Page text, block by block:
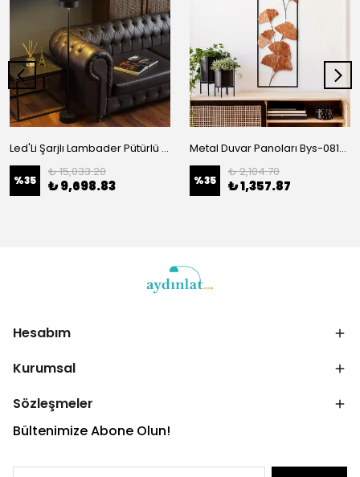
Led'Li Şarjlı Lambader Pütürlü Siyah 13396
%35
₺ 15,033.20
₺ 9,698.83
Metal Duvar Panoları Bys-081-B
%35
₺ 2,104.70
₺ 1,357.87
Hesabım
Kurumsal
Sözleşmeler
Bültenimize Abone Olun!